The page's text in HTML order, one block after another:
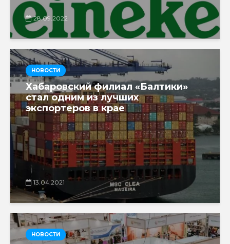
28.09.2022
НОВОСТИ
Хабаровский филиал «Балтики»
стал одним из лучших
экспортеров в крае
13.04.2021
НОВОСТИ